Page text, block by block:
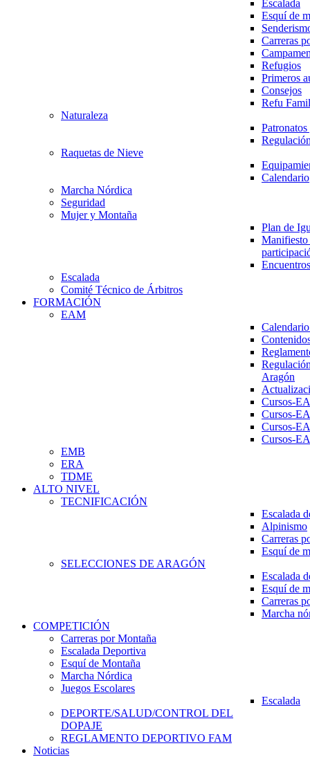
Escalada
Esquí de
Carreras
Refugios
Primeros
Consejos
Refu
Naturaleza
Raquetas de Nieve
Calendario
Marcha Nórdica
Seguridad
Mujer y Montaña
Plan de
Escalada
Comité Técnico de Árbitros
FORMACIÓN
EAM
Aragón
Cursos-
Cursos-
Cursos-
Cursos-
EMB
ERA
TDME
ALTO NIVEL
TECNIFICACIÓN
Escalada
Alpinismo
Carreras
Esquí de
SELECCIONES DE ARAGÓN
Escalada
Esquí de
Carreras
Marcha
COMPETICIÓN
Carreras por Montaña
Escalada Deportiva
Esquí de Montaña
Marcha Nórdica
Juegos Escolares
Escalada
DEPORTE/SALUD/CONTROL DEL
DOPAJE
REGLAMENTO DEPORTIVO FAM
Noticias